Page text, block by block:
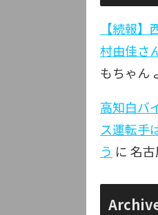
【続報
村由佳さ
もちゃん
高知白バ
ス運転手
う に 名